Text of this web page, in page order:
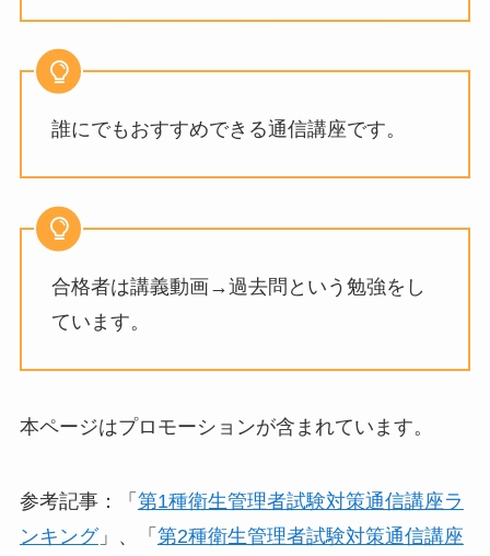
誰にでもおすすめできる通信講座です。
合格者は講義動画→過去問という勉強をし
ています。
本ページはプロモーションが含まれています。
参考記事：「 第1種衛生管理者試験対策通信講座ラ
ンキング」、「 第2種衛生管理者試験対策通信講座